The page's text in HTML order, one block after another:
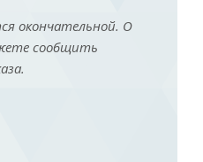
окончательной. О
сообщить